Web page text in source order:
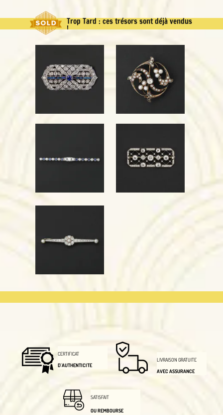
CERTIFICAT
D'AUTHENTICITE
LIVRAISON GRATUITE
AVEC ASSURANCE
SATISFAIT
OU REMBOURSE
Trop Tard : ces trésors sont déjà vendus
!